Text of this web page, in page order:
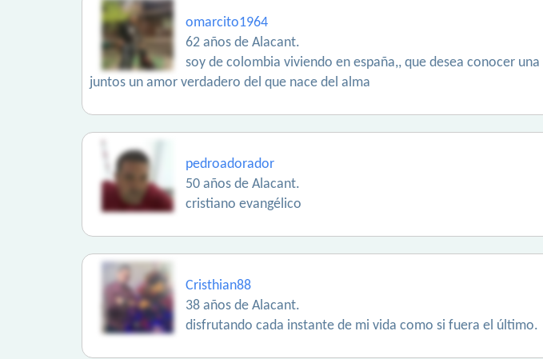
omarcito1964
62 años de Alacant.
soy de colombia viviendo en españa,, que desea conocer
juntos un amor verdadero del que nace del alma
pedroadorador
50 años de Alacant.
cristiano evangélico
Cristhian88
38 años de Alacant.
disfrutando cada instante de mi vida como si fuera el último.